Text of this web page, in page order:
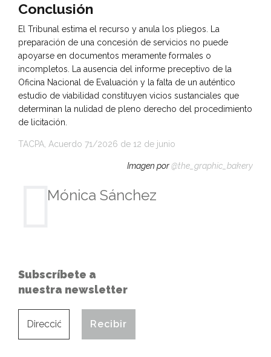
Conclusión
El Tribunal estima el recurso y anula los pliegos. La
preparación de una concesión de servicios no puede
apoyarse en documentos meramente formales o
incompletos. La ausencia del informe preceptivo de la
Oficina Nacional de Evaluación y la falta de un auténtico
estudio de viabilidad constituyen vicios sustanciales que
determinan la nulidad de pleno derecho del procedimiento
de licitación.
TACPA, Acuerdo 71/2026 de 12 de junio
Imagen por@the_graphic_bakery
Mónica Sánchez
Subscríbete a
nuestra newsletter